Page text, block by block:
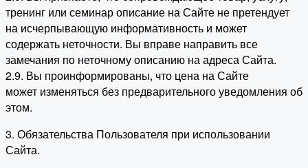
тренинг или семинар описание на Сайте не претендует
на исчерпывающую информативность и может
содержать неточности. Вы вправе направить все
замечания по неточному описанию на адреса Сайта.
2.9. Вы проинформированы, что цена на Сайте
может изменяться без предварительного уведомления об
этом.
3. Обязательства Пользователя при использовании
Сайта.